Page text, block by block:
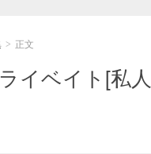
> 正文
イベイト[私